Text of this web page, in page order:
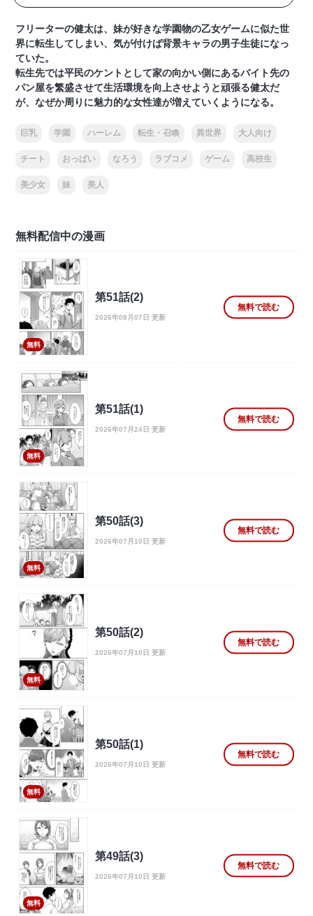
フリーターの健太は、妹が好きな学園物の乙女ゲームに似た世
界に転生してしまい、気が付けば背景キャラの男子生徒になっ
ていた。
転生先では平民のケントとして家の向かい側にあるバイト先の
パン屋を繁盛させて生活環境を向上させようと頑張る健太だ
が、なぜか周りに魅力的な女性達が増えていくようになる。
巨乳 学園 ハーレム 転生・召喚 異世界 大人向け
チート おっぱい なろう ラブコメ ゲーム 高校生
美少女 妹 美人
無料配信中の漫画
無料
第51話(2)
2026年08月07日 更新
無料で読む
無料
第51話(1)
2026年07月24日 更新
無料で読む
無料
第50話(3)
2026年07月10日 更新
無料で読む
無料
第50話(2)
2026年07月10日 更新
無料で読む
無料
第50話(1)
2026年07月10日 更新
無料で読む
無料
第49話(3)
2026年07月10日 更新
無料で読む